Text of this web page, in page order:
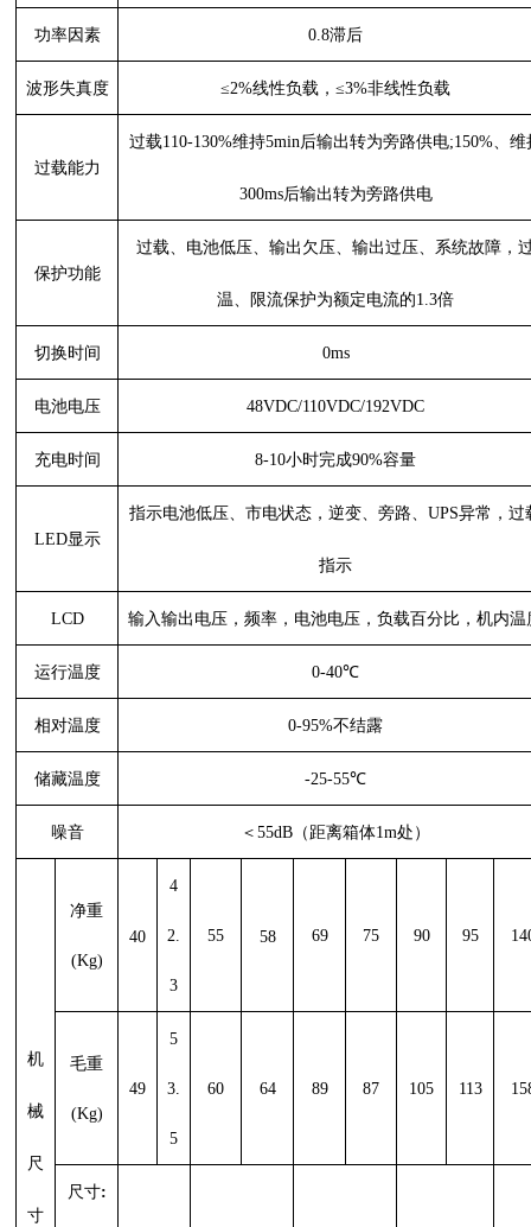
功率因素 0.8滞后
波形失真度 ≤2%线性负载， ≤3%非线性负载
过载能力
过载110-130%维持5min后输出转为旁路供电;150%、维
300ms后输出转为旁路供电
保护功能
过载、电池低压、输出欠压、输出过压、系统故障，
温、限流保护为额定电流的1.3倍
切换时间 0ms
电池电压 48VDC/110VDC/192VDC
充电时间 8-10小时完成90%容量
LED显示
指示电池低压、市电状态，逆变、旁路、 UPS异常，过
指示
LCD 输入输出电压，频率，电池电压，负载百分比，机内温
运行温度 0-40℃
相对温度 0-95%不结露
储藏温度 -25-55℃
噪音 ＜ 55dB（距离箱体1m处）
机
械
尺
寸
净重
(Kg)
40
4
2.
3
55 58 69 75 90 95
毛重
(Kg)
49
5
3.
5
60 64 89 87 105 113
尺寸: